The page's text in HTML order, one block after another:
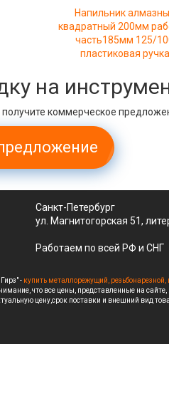
Напильник
квадратный 200мм
часть185мм 125/
пластиковая ручка
на
получите коммерческое
Санкт-Петербург
ул. Магнитогорская 51,
Работаем по всей РФ и СНГ
- купить металлорежущий,
что все цены, представленные на
цену,срок поставки и внешний вид